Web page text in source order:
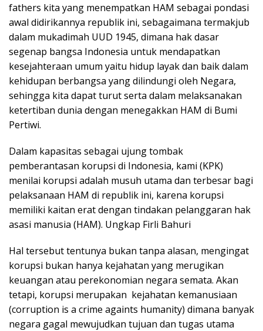
fathers kita yang menempatkan HAM sebagai pondasi
awal didirikannya republik ini, sebagaimana termakjub
dalam mukadimah UUD 1945, dimana hak dasar
segenap bangsa Indonesia untuk mendapatkan
kesejahteraan umum yaitu hidup layak dan baik dalam
kehidupan berbangsa yang dilindungi oleh Negara,
sehingga kita dapat turut serta dalam melaksanakan
ketertiban dunia dengan menegakkan HAM di Bumi
Pertiwi.
Dalam kapasitas sebagai ujung tombak
pemberantasan korupsi di Indonesia, kami (KPK)
menilai korupsi adalah musuh utama dan terbesar bagi
pelaksanaan HAM di republik ini, karena korupsi
memiliki kaitan erat dengan tindakan pelanggaran hak
asasi manusia (HAM). Ungkap Firli Bahuri
Hal tersebut tentunya bukan tanpa alasan, mengingat
korupsi bukan hanya kejahatan yang merugikan
keuangan atau perekonomian negara semata. Akan
tetapi, korupsi merupakan kejahatan kemanusiaan
(corruption is a crime againts humanity) dimana banyak
negara gagal mewujudkan tujuan dan tugas utama